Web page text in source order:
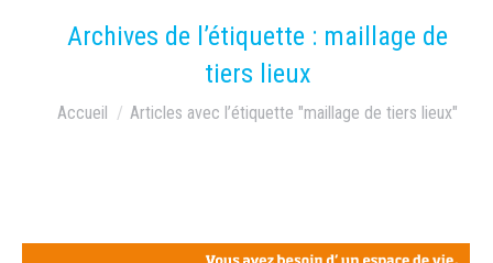
Archives de l’étiquette : maillage de
tiers lieux
Vous êtes ici :
Accueil Articles avec l’étiquette "maillage de tiers lieux"